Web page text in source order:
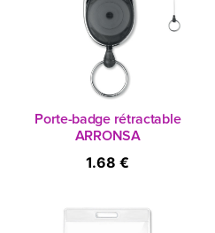
Porte-badge rétractable
ARRONSA
1.68 €